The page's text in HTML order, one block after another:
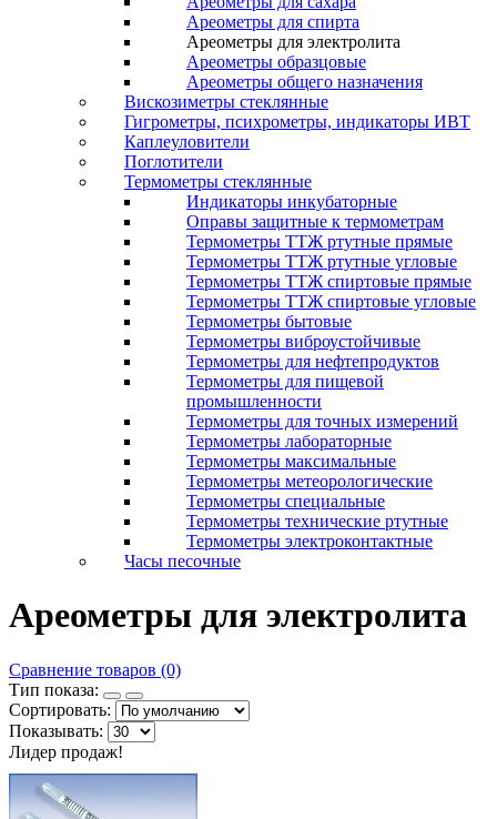
Ареометры для спирта
Ареометры для электролита
Ареометры образцовые
Ареометры общего назначения
Вискозиметры стеклянные
Гигрометры, психрометры, индикаторы ИВТ
Каплеуловители
Поглотители
Термометры стеклянные
Индикаторы инкубаторные
Оправы защитные к термометрам
Термометры ТТЖ ртутные прямые
Термометры ТТЖ ртутные угловые
Термометры ТТЖ спиртовые прямые
Термометры ТТЖ спиртовые угловые
Термометры бытовые
Термометры виброустойчивые
Термометры для нефтепродуктов
Термометры для пищевой
промышленности
Термометры для точных измерений
Термометры лабораторные
Термометры максимальные
Термометры метеорологические
Термометры специальные
Термометры технические ртутные
Термометры электроконтактные
Часы песочные
Ареометры для электролита
Сравнение товаров (0)
Тип показа:
Сортировать:
Показывать:
Лидер продаж!